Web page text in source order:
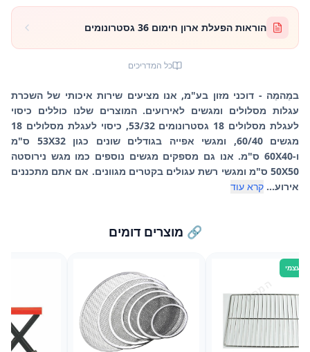
הוראות הפעלת ארון חימום 36 גסטרונומים
כל המדריכים
במֵהמֵה - דוכני מזון בע"מ, אנו מציעים שירות איכותי של השכרת
עגלות מסלולים ומגשים לאירועים. המוצרים שלנו כוללים כיסוי
לעגלת מסלולים 18 גסטרונומים 53/32, כיסוי לעגלת מסלולים 18
מגשים 60/40, ומגשי אפייה בגודלים שונים כגון 53X32 ס"מ
ו-60X40 ס"מ. אנו גם מספקים מגשים נוספים כמו מגש נירוסטה
50X50 ס"מ ומגשי רשת עגולים בקטרים מגוונים. אם אתם מתכננים
אירוע... קרא עוד
🔗 מוצרים דומים
עצמי